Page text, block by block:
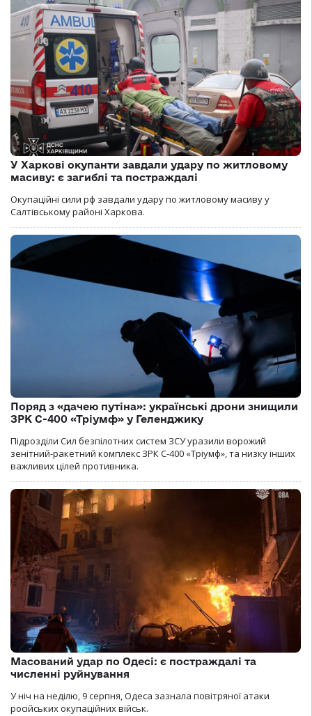
У Харкові окупанти завдали удару по житловому
масиву: є загиблі та постраждалі
Окупаційні сили рф завдали удару по житловому масиву у
Салтівському районі Харкова.
Поряд з «дачею путіна»: українські дрони знищили
ЗРК С-400 «Тріумф» у Геленджику
Підрозділи Сил безпілотних систем ЗСУ уразили ворожий
зенітний-ракетний комплекс ЗРК С-400 «Тріумф», та низку інших
важливих цілей противника.
Масований удар по Одесі: є постраждалі та
численні руйнування
У ніч на неділю, 9 серпня, Одеса зазнала повітряної атаки
російських окупаційних військ.